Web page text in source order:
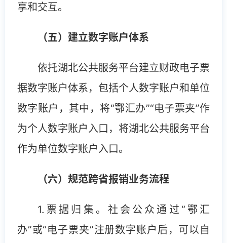
享和交互。
（五）建立数字账户体系
依托湖北公共服务平台建立财政电子票
据数字账户体系，包括个人数字账户和单位
数字账户，其中，将“鄂汇办”“电子票夹”作
为个人数字账户入口，将湖北公共服务平台
作为单位数字账户入口。
（六）规范跨省报销业务流程
1.票据归集。社会公众通过“鄂汇
办”或“电子票夹”注册数字账户后，可以自